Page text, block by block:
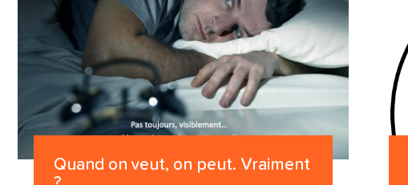
Quand on veut, on peut. Vraiment